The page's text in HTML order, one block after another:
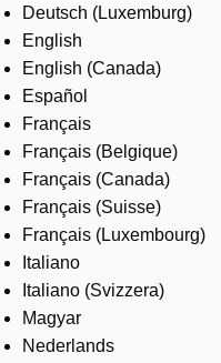
Contact us
Careers
Deutsch (Luxemburg)
English
English (Canada)
Español
Français
Français (Belgique)
Français (Canada)
Français (Suisse)
Français (Luxembourg)
Italiano
Italiano (Svizzera)
Magyar
Nederlands